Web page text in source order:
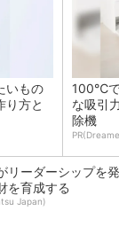
いもの
り方と
100℃で
な吸引
除機
リーダーシップを
を育成する
Japan)